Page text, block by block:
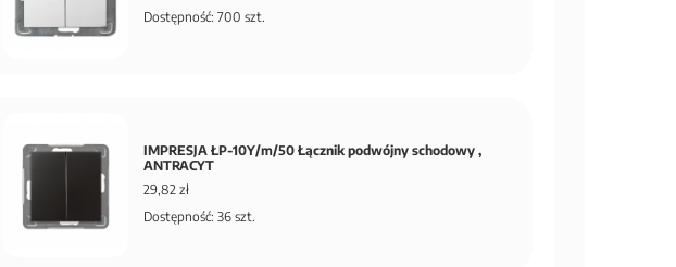
Dostępność: 700 szt.
IMPRESJA ŁP-10Y/m/50 Łącznik podwójny schodowy ,
ANTRACYT
29,82 zł
Dostępność: 36 szt.